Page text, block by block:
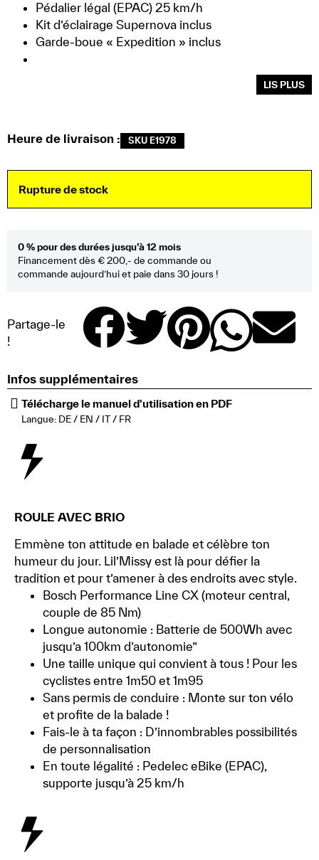
Pédalier légal (EPAC) 25 km/h
Kit d’éclairage Supernova inclus
Garde-boue « Expedition » inclus
LIS PLUS
Heure de livraison : SKU E1978
Rupture de stock
0 % pour des durées jusqu’à 12 mois
Financement dès € 200,- de commande ou
commande aujourd’hui et paie dans 30 jours !
Partage-le
!
Infos supplémentaires
Télécharge le manuel d'utilisation en PDF
Langue: DE / EN / IT / FR
ROULE AVEC BRIO
Emmène ton attitude en balade et célèbre ton
humeur du jour. Lil’Missy est là pour défier la
tradition et pour t’amener à des endroits avec style.
Bosch Performance Line CX (moteur central,
couple de 85 Nm)
Longue autonomie : Batterie de 500Wh avec
jusqu’a 100km d’autonomie”
Une taille unique qui convient à tous ! Pour les
cyclistes entre 1m50 et 1m95
Sans permis de conduire : Monte sur ton vélo
et profite de la balade !
Fais-le à ta façon : D’innombrables possibilités
de personnalisation
En toute légalité : Pedelec eBike (EPAC),
supporte jusqu’à 25 km/h